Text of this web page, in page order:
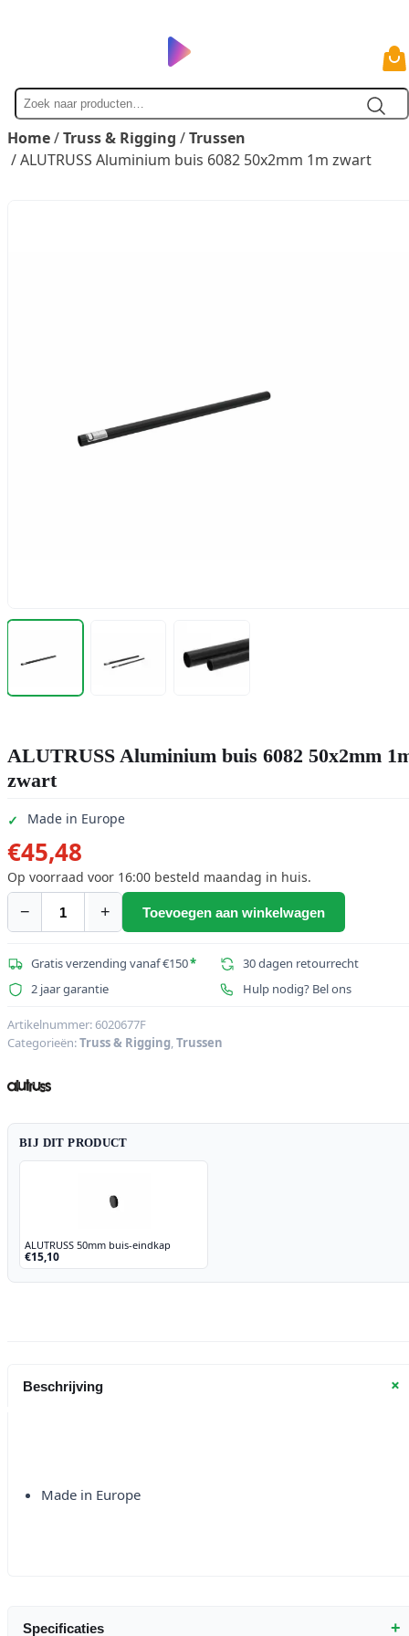
Zoek
naar
Home/Truss & Rigging /Trussen
/ ALUTRUSS Aluminium buis 6082 50x2mm 1m zwart
ALUTRUSS Aluminium buis 6082 50x2mm
zwart
Made in Europe
€45,48
Op voorraad voor 16:00 besteld maandag in huis.
−
ALUTRUSS
buis
6082
1m
zwart
+ Toevoegen aan winkelwagen
Gratis verzending vanaf €150*
30 dagen retourrecht
2 jaar garantie
Hulp nodig? Bel ons
Artikelnummer:6020677F
Categorieën:Truss & Rigging,Trussen
BIJ DIT PRODUCT
ALUTRUSS 50mm buis-eindkap
€15,10
Beschrijving +
Made in Europe
Specificaties +